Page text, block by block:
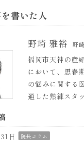
書いた人
野崎 雅裕 野
福岡市天神の産
において、思春
の悩みに関する
通した熟練スタ
日 院長コラム